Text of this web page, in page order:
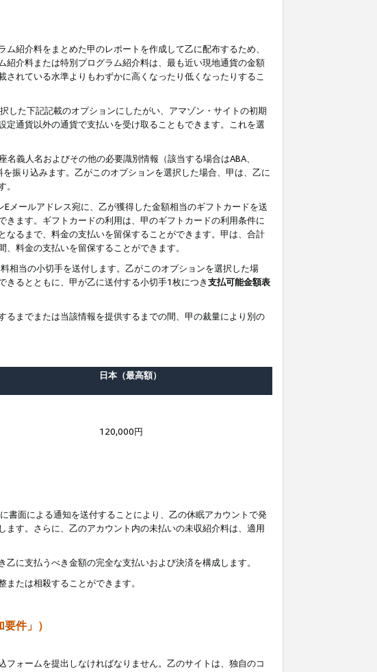
紹介料をまとめた甲のレポートを作成して乙に配布するため、
介料または特別プログラム紹介料は、最も近い現地通貨の金額
れている水準よりもわずかに高くなったり低くなったりするこ
した下記記載のオプションにしたがい、アマゾン・サイトの初期
通貨以外の通貨で支払いを受け取ることもできます。これを選
義人名およびその他の必要識別情報（該当する場合はABA、
振り込みます。乙がこのオプションを選択した場合、甲は、乙に
ールアドレス宛に、乙が獲得した金額相当のギフトカードを送
ます。ギフトカードの利用は、甲のギフトカードの利用条件に
なるまで、料金の支払いを留保することができます。甲は、合計
料金の支払いを留保することができます。
当の小切手を送付します。乙がこのオプションを選択した場
るとともに、甲が乙に送付する小切手1枚につき支払可能金額表
までまたは当該情報を提供するまでの間、甲の裁量により別の
日本（最高額）
120,000円
書面による通知を送付することにより、乙の休眠アカウントで発
ます。さらに、乙のアカウント内の未払いの未収紹介料は、適用
に支払うべき金額の完全な支払いおよび決済を構成します。
たは相殺することができます。
件」）
ォームを提出しなければなりません。乙のサイトは、独自のコ